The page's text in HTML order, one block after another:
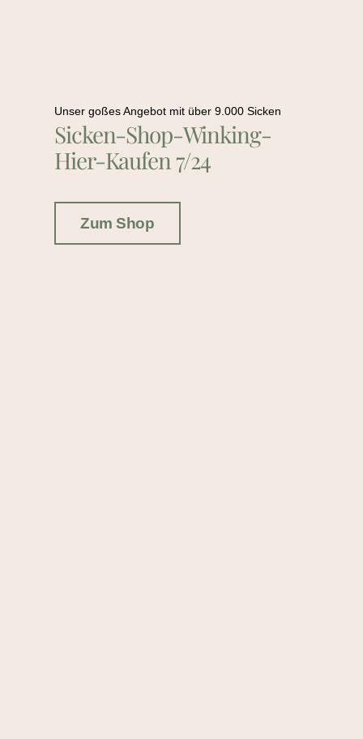
Unser goßes Angebot mit über 9.000 Sicken
Sicken-Shop-Winking-
Hier-Kaufen 7/24
Zum Shop